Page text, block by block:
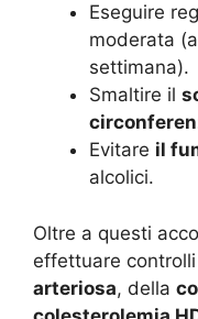
Eseguire
moderata
settimana).
Smaltire il
Evitare il
alcolici.
Oltre a questi
effettuare
arteriosa, della